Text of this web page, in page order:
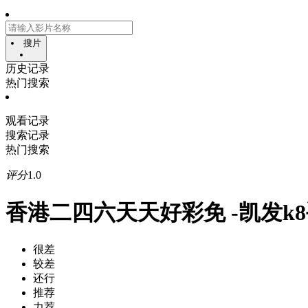
搜片
历史记录
热门搜索
观看记录
搜索记录
热门搜索
评分1.0
香港二四六天天好彩免 -凯发
很差
较差
还行
推荐